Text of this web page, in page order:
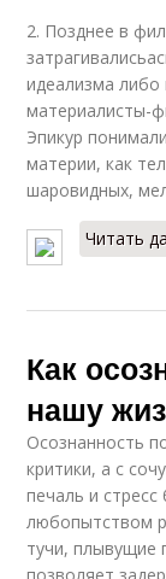
2. Позднее в
идеализма либо
материалисты-
Эпикур
материи, как
шаровидных,
Читать
Как
нашу
Осознанность
критики, а с
печаль и стресс
любопытством
тучи, плывущие
позволяет